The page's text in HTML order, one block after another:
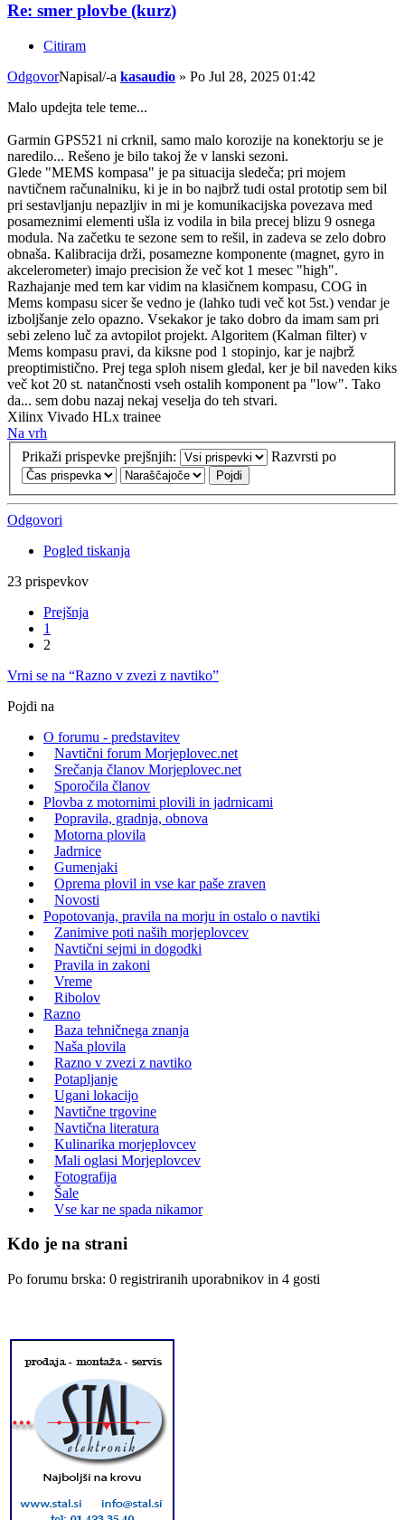
Re: smer plovbe (kurz)
Citiram
OdgovorNapisal/-a kasaudio » Po Jul 28, 2025 01:42
Malo updejta tele teme...
Garmin GPS521 ni crknil, samo malo korozije na konektorju se je
naredilo... Rešeno je bilo takoj že v lanski sezoni.
Glede "MEMS kompasa" je pa situacija sledeča; pri mojem
navtičnem računalniku, ki je in bo najbrž tudi ostal prototip sem bil
pri sestavljanju nepazljiv in mi je komunikacijska povezava med
posameznimi elementi ušla iz vodila in bila precej blizu 9 osnega
modula. Na začetku te sezone sem to rešil, in zadeva se zelo dobro
obnaša. Kalibracija drži, posamezne komponente (magnet, gyro in
akcelerometer) imajo precision že več kot 1 mesec "high".
Razhajanje med tem kar vidim na klasičnem kompasu, COG in
Mems kompasu sicer še vedno je (lahko tudi več kot 5st.) vendar je
izboljšanje zelo opazno. Vsekakor je tako dobro da imam sam pri
sebi zeleno luč za avtopilot projekt. Algoritem (Kalman filter) v
Mems kompasu pravi, da kiksne pod 1 stopinjo, kar je najbrž
preoptimistično. Prej tega sploh nisem gledal, ker je bil naveden kiks
več kot 20 st. natančnosti vseh ostalih komponent pa "low". Tako
da... sem dobu nazaj nekaj veselja do teh stvari.
Xilinx Vivado HLx trainee
Na vrh
Prikaži prispevke prejšnjih:
Razvrsti po
Odgovori
Pogled tiskanja
23 prispevkov
Prejšnja
1
2
Vrni se na “Razno v zvezi z navtiko”
Pojdi na
O forumu - predstavitev
Navtični forum Morjeplovec.net
Srečanja članov Morjeplovec.net
Sporočila članov
Plovba z motornimi plovili in jadrnicami
Popravila, gradnja, obnova
Motorna plovila
Jadrnice
Gumenjaki
Oprema plovil in vse kar paše zraven
Novosti
Popotovanja, pravila na morju in ostalo o navtiki
Zanimive poti naših morjeplovcev
Navtični sejmi in dogodki
Pravila in zakoni
Vreme
Ribolov
Razno
Baza tehničnega znanja
Naša plovila
Razno v zvezi z navtiko
Potapljanje
Ugani lokacijo
Navtične trgovine
Navtična literatura
Kulinarika morjeplovcev
Mali oglasi Morjeplovcev
Fotografija
Šale
Vse kar ne spada nikamor
Kdo je na strani
Po forumu brska: 0 registriranih uporabnikov in 4 gosti